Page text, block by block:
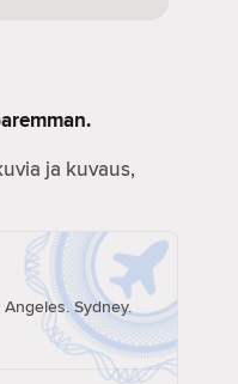
ja kuvaus,
Sydney.